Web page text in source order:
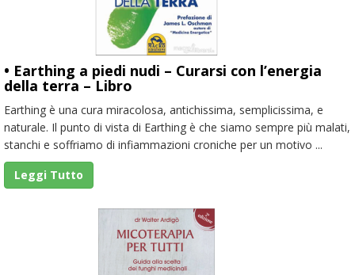
• Earthing a piedi nudi – Curarsi con l’energia
della terra – Libro
Earthing è una cura miracolosa, antichissima, semplicissima, e
naturale. Il punto di vista di Earthing è che siamo sempre più malati,
stanchi e soffriamo di infiammazioni croniche per un motivo ...
Leggi Tutto